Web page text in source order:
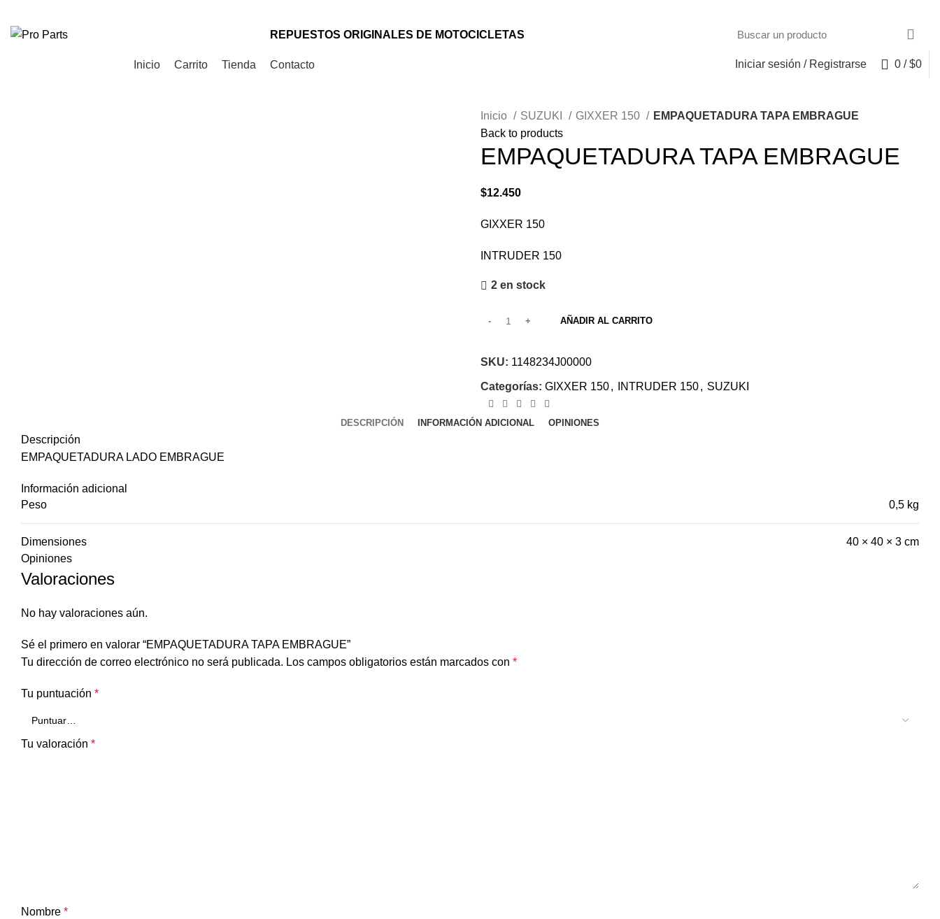
REPUESTOS ORIGINALES DE MOTOCICLETAS
Inicio Carrito Tienda Contacto Iniciar sesión / Registrarse 0 / $0
Inicio SUZUKI GIXXER 150
EMPAQUETADURA TAPA EMBRAGUE
Back to products
EMPAQUETADURA TAPA EMBRAGUE
$12.450
GIXXER 150
INTRUDER 150
2 en stock
AÑADIR AL CARRITO
SKU: 1148234J00000
Categorías: GIXXER 150, INTRUDER 150, SUZUKI
DESCRIPCIÓN INFORMACIÓN ADICIONAL OPINIONES
Descripción
EMPAQUETADURA LADO EMBRAGUE
Información adicional
Peso
0,5 kg
Dimensiones
40 × 40 × 3 cm
Opiniones
Valoraciones
No hay valoraciones aún.
Sé el primero en valorar “EMPAQUETADURA TAPA EMBRAGUE”
Tu dirección de correo electrónico no será publicada. Los campos obligatorios están marcados con *
Tu puntuación *
Tu valoración *
Nombre *